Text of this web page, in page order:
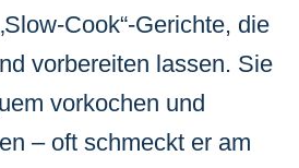
Cook“-Gerichte, die
vorbereiten lassen. Sie
vorkochen und
– oft schmeckt er am